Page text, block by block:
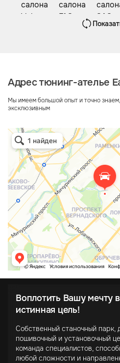
Адрес тюнинг-ателье
Мы имеем большой опыт и точно
эксклюзивным
Воплотить Вашу мечту
истинная цель!
Собственный станочный парк,
пошивочный и установочный
команда специалистов,
любой сложности и